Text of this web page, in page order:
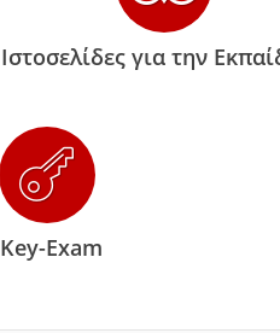
Ιστοσελίδες για την
Key-Exam